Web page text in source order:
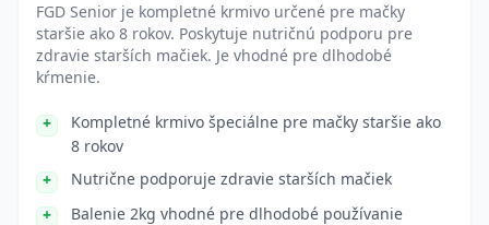
FGD Senior je kompletné krmivo určené pre mačky
staršie ako 8 rokov. Poskytuje nutričnú podporu pre
zdravie starších mačiek. Je vhodné pre dlhodobé
kŕmenie.
Kompletné krmivo špeciálne pre mačky staršie ako
8 rokov
Nutrične podporuje zdravie starších mačiek
Balenie 2kg vhodné pre dlhodobé používanie